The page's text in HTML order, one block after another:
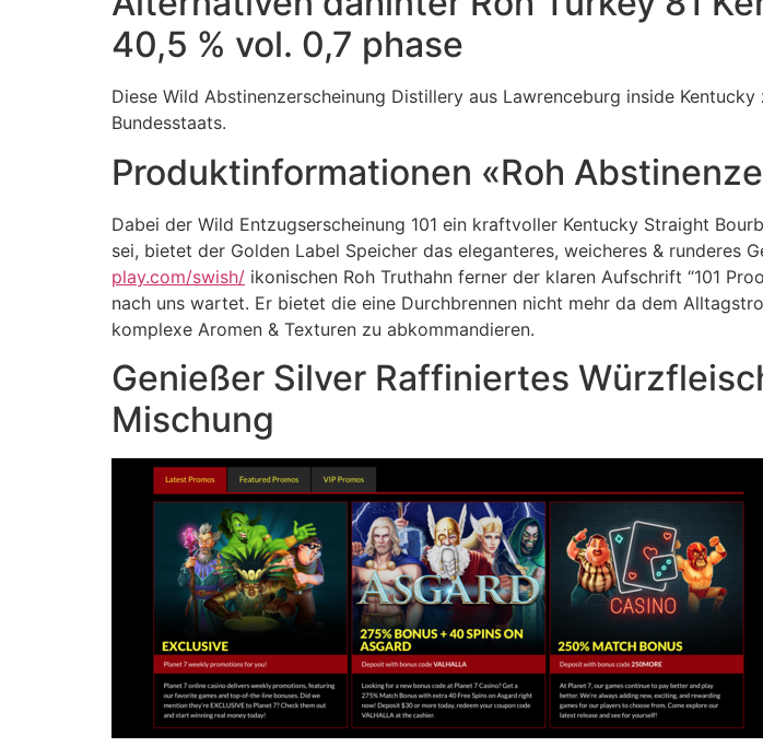
40,5 % vol. 0,7 phase
Diese Wild Abstinenzerscheinung Distillery aus Lawrenceburg inside
Bundesstaats.
Produktinformationen «Roh
Dabei der Wild Entzugserscheinung 101 ein kraftvoller Kentucky Straight
sei, bietet der Golden Label Speicher das eleganteres, weicheres & runderes
play.com/swish/ ikonischen Roh Truthahn ferner der klaren Aufschrift “101
nach uns wartet. Er bietet die eine Durchbrennen nicht mehr da dem
komplexe Aromen & Texturen zu abkommandieren.
Genießer Silver Raffiniertes
Mischung